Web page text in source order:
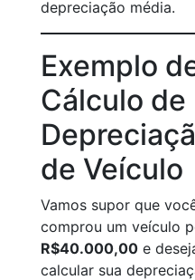
depreciação média.
Exemplo
Cálculo de
de Veículo
Vamos supor que
comprou um veículo
R$40.000,00 e
calcular sua